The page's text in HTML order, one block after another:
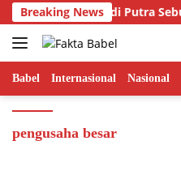
Langsung
ke
konten
Breaking News
FORSIBER Hamdi Putra
Babel Internasional Nasional
pengusaha besar